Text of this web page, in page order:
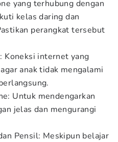
yang terhubung dengan
kelas daring dan
perangkat tersebut
internet yang
anak tidak mengalami
Untuk mendengarkan
jelas dan mengurangi
Pensil: Meskipun belajar